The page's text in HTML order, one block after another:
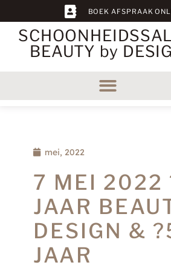
BOEK AFSPRAAK
BEAUTY by
mei, 2022
7 MEI 2022
JAAR
DESIGN &
JAAR